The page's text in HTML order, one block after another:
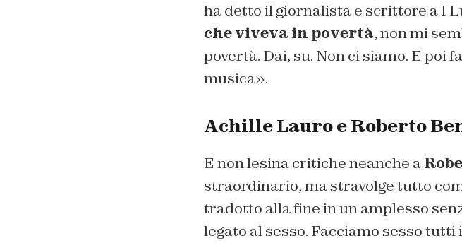
ha detto il giornalista e scrittore a I
che viveva in povertà, non mi
povertà. Dai, su. Non ci siamo. E poi
musica».
Achille Lauro e Roberto
E non lesina critiche neanche a
straordinario, ma stravolge tutto
tradotto alla fine in un amplesso
legato al sesso. Facciamo sesso tutti